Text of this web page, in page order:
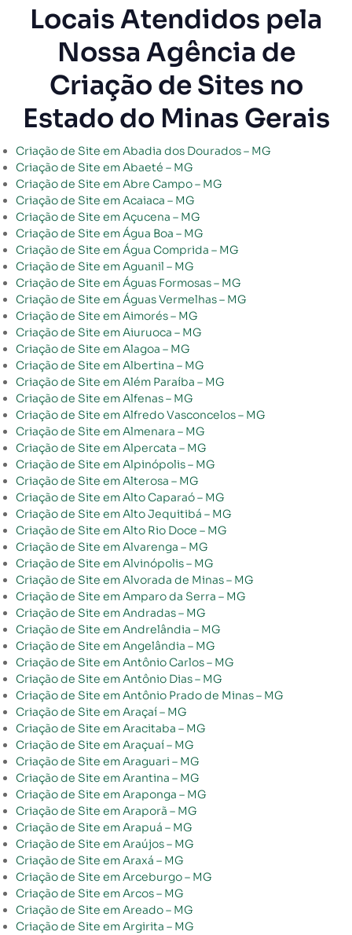
Locais Atendidos pela
Nossa Agência de
Criação de Sites no
Estado do Minas Gerais
Criação de Site em Abadia dos Dourados – MG
Criação de Site em Abaeté – MG
Criação de Site em Abre Campo – MG
Criação de Site em Acaiaca – MG
Criação de Site em Açucena – MG
Criação de Site em Água Boa – MG
Criação de Site em Água Comprida – MG
Criação de Site em Aguanil – MG
Criação de Site em Águas Formosas – MG
Criação de Site em Águas Vermelhas – MG
Criação de Site em Aimorés – MG
Criação de Site em Aiuruoca – MG
Criação de Site em Alagoa – MG
Criação de Site em Albertina – MG
Criação de Site em Além Paraíba – MG
Criação de Site em Alfenas – MG
Criação de Site em Alfredo Vasconcelos – MG
Criação de Site em Almenara – MG
Criação de Site em Alpercata – MG
Criação de Site em Alpinópolis – MG
Criação de Site em Alterosa – MG
Criação de Site em Alto Caparaó – MG
Criação de Site em Alto Jequitibá – MG
Criação de Site em Alto Rio Doce – MG
Criação de Site em Alvarenga – MG
Criação de Site em Alvinópolis – MG
Criação de Site em Alvorada de Minas – MG
Criação de Site em Amparo da Serra – MG
Criação de Site em Andradas – MG
Criação de Site em Andrelândia – MG
Criação de Site em Angelândia – MG
Criação de Site em Antônio Carlos – MG
Criação de Site em Antônio Dias – MG
Criação de Site em Antônio Prado de Minas – MG
Criação de Site em Araçaí – MG
Criação de Site em Aracitaba – MG
Criação de Site em Araçuaí – MG
Criação de Site em Araguari – MG
Criação de Site em Arantina – MG
Criação de Site em Araponga – MG
Criação de Site em Araporã – MG
Criação de Site em Arapuá – MG
Criação de Site em Araújos – MG
Criação de Site em Araxá – MG
Criação de Site em Arceburgo – MG
Criação de Site em Arcos – MG
Criação de Site em Areado – MG
Criação de Site em Argirita – MG